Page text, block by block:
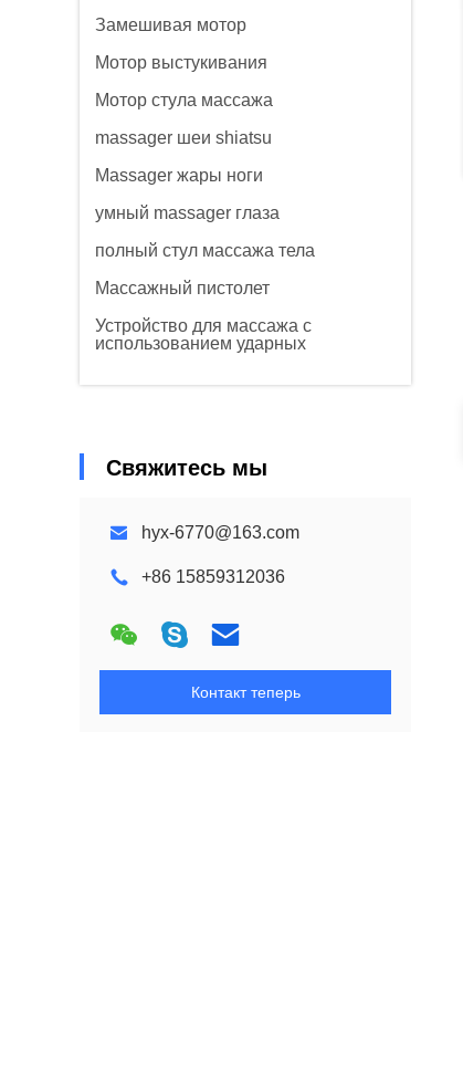
Замешивая мотор
Мотор выстукивания
Мотор стула массажа
massager шеи shiatsu
Massager жары ноги
умный massager глаза
полный стул массажа тела
Массажный пистолет
Устройство для массажа с
использованием ударных
Свяжитесь мы
hyx-6770@163.com
+86 15859312036
Контакт теперь